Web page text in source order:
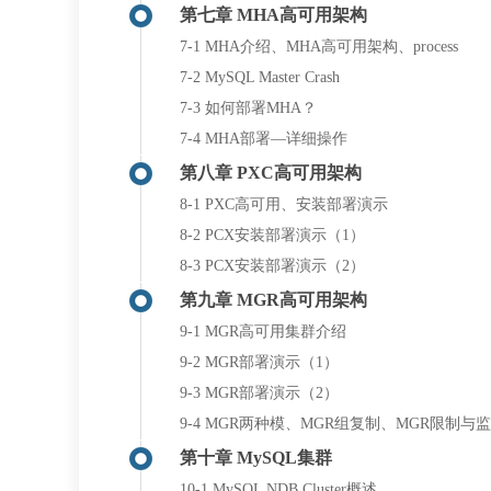
第七章 MHA高可用架构
7-1 MHA介绍、MHA高可用架构、process
7-2 MySQL Master Crash
7-3 如何部署MHA？
7-4 MHA部署—详细操作
第八章 PXC高可用架构
8-1 PXC高可用、安装部署演示
8-2 PCX安装部署演示（1）
8-3 PCX安装部署演示（2）
第九章 MGR高可用架构
9-1 MGR高可用集群介绍
9-2 MGR部署演示（1）
9-3 MGR部署演示（2）
9-4 MGR两种模、MGR组复制、MGR限制与
第十章 MySQL集群